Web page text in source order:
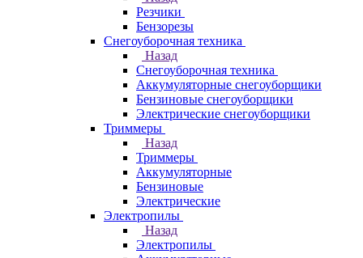
Резчики
Бензорезы
Снегоуборочная техника
Назад
Снегоуборочная техника
Аккумуляторные снегоуборщики
Бензиновые снегоуборщики
Электрические снегоуборщики
Триммеры
Назад
Триммеры
Аккумуляторные
Бензиновые
Электрические
Электропилы
Назад
Электропилы